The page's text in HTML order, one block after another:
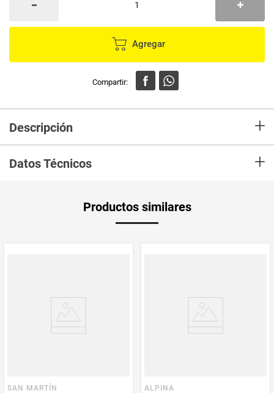
Agregar
Descripción +
Datos Técnicos +
PUM - Unidad
de Medida
Productos similares
SAN MARTÍN ALPINA